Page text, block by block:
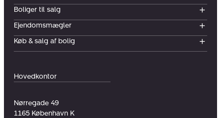
Hovedkontor
Nørregade 49
1165 København K
Boliger til salg
Ejendomsmægler
Køb & salg af bolig